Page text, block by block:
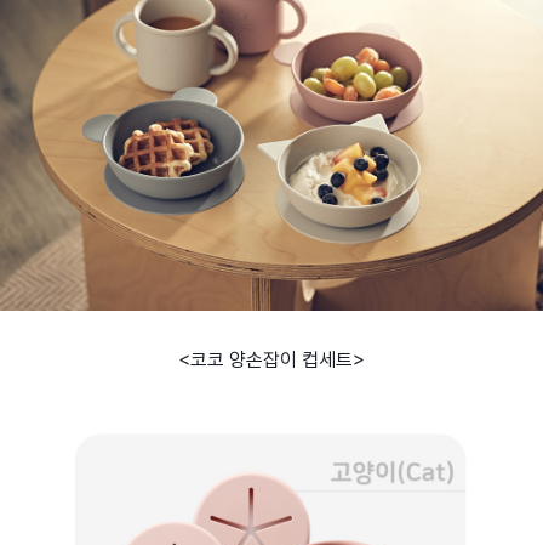
<코코 양손잡이 컵세트>